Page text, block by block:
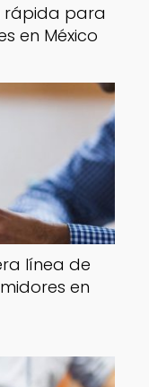
rápida para
en México
línea de
en